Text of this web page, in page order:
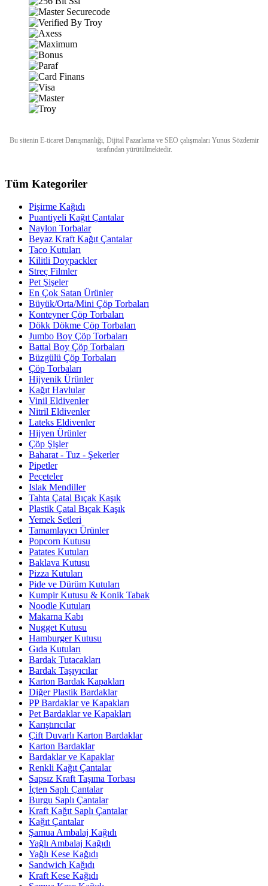
Bu sitenin E-ticaret Danışmanlığı, Dijital Pazarlamave SEO çalışmaları Yunus Sözdemir
tarafından yürütülmektedir.
Tüm Kategoriler
Pişirme Kağıdı
Puantiyeli Kağıt Çantalar
Naylon Torbalar
Beyaz Kraft Kağıt Çantalar
Taco Kutuları
Kilitli Doypackler
Streç Filmler
Pet Şişeler
En Çok Satan Ürünler
Büyük/Orta/Mini Çöp Torbaları
Konteyner Çöp Torbaları
Dökk Dökme Çöp Torbaları
Jumbo Boy Çöp Torbaları
Battal Boy Çöp Torbaları
Büzgülü Çöp Torbaları
Çöp Torbaları
Hijyenik Ürünler
Kağıt Havlular
Vinil Eldivenler
Nitril Eldivenler
Lateks Eldivenler
Hijyen Ürünler
Çöp Şişler
Baharat - Tuz - Şekerler
Pipetler
Peçeteler
Islak Mendiller
Tahta Çatal Bıçak Kaşık
Plastik Çatal Bıçak Kaşık
Yemek Setleri
Tamamlayıcı Ürünler
Popcorn Kutusu
Patates Kutuları
Baklava Kutusu
Pizza Kutuları
Pide ve Dürüm Kutuları
Kumpir Kutusu & Konik Tabak
Noodle Kutuları
Makarna Kabı
Nugget Kutusu
Hamburger Kutusu
Gıda Kutuları
Bardak Tutacakları
Bardak Taşıyıcılar
Karton Bardak Kapakları
Diğer Plastik Bardaklar
PP Bardaklar ve Kapakları
Pet Bardaklar ve Kapakları
Karıştırıcılar
Çift Duvarlı Karton Bardaklar
Karton Bardaklar
Bardaklar ve Kapaklar
Renkli Kağıt Çantalar
Sapsız Kraft Taşıma Torbası
İçten Saplı Çantalar
Burgu Saplı Çantalar
Kraft Kağıt Saplı Çantalar
Kağıt Çantalar
Şamua Ambalaj Kağıdı
Yağlı Ambalaj Kağıdı
Yağlı Kese Kağıdı
Sandwich Kağıdı
Kraft Kese Kağıdı